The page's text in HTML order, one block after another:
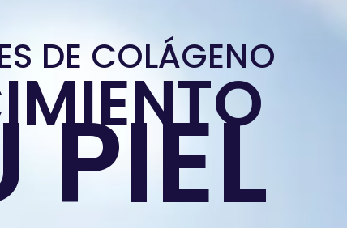
DE COLÁGENO
PIEL